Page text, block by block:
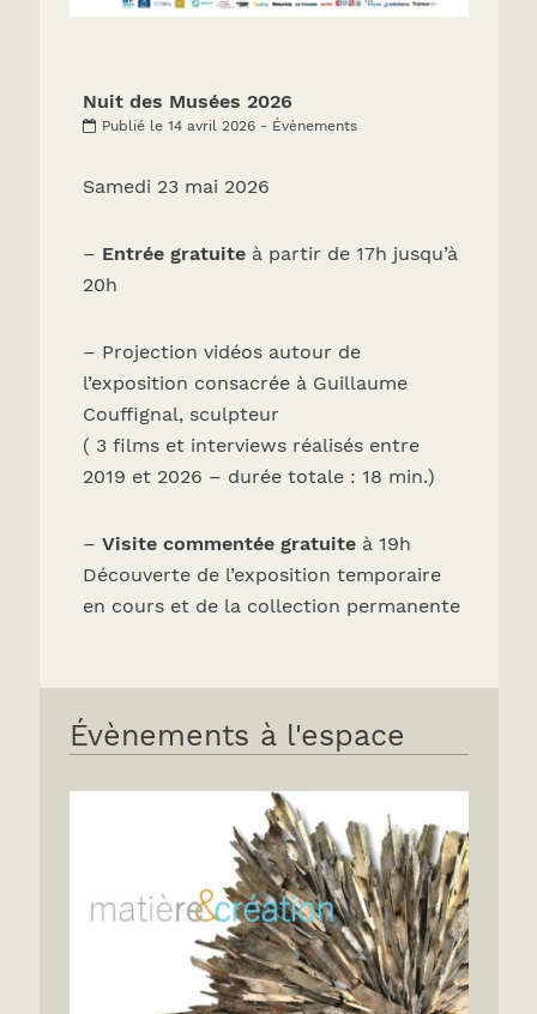
Nuit des Musées 2026
Publié le 14 avril 2026 - Évènements
Samedi 23 mai 2026
– Entrée gratuiteà partir de 17h jusqu’à
20h
– Projection vidéos autour de
l’exposition consacrée à Guillaume
Couffignal, sculpteur
( 3 films et interviews réalisés entre
2019 et 2026 – durée totale : 18 min.)
– Visite commentée gratuite à 19h
Découverte de l’exposition temporaire
en cours et de la collection permanente
Évènements à l'espace